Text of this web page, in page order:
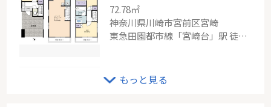
72.78㎡
神奈川県川崎市宮前区宮崎
東急田園都市線「宮崎台」駅 徒歩14分
小田急線「新百合ヶ丘」新築分譲
-
もっと見る